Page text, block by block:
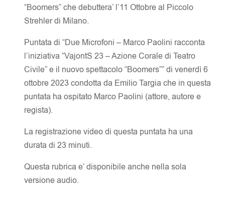
“Boomers” che debuttera’ l’11 Ottobre al Piccolo
Strehler di Milano.
Puntata di “Due Microfoni – Marco Paolini racconta
l’iniziativa “VajontS 23 – Azione Corale di Teatro
Civile” e il nuovo spettacolo “Boomers”” di venerdì 6
ottobre 2023 condotta da Emilio Targia che in questa
puntata ha ospitato Marco Paolini (attore, autore e
regista).
La registrazione video di questa puntata ha una
durata di 23 minuti.
Questa rubrica e’ disponibile anche nella sola
versione audio.